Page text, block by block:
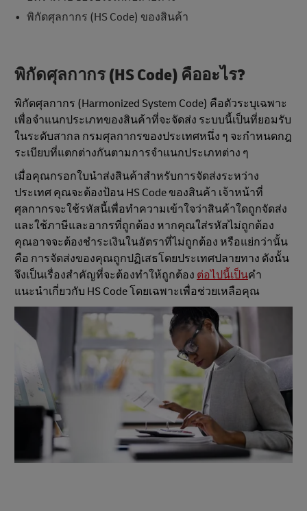
พิกัดศุลกากร (HS Code) ของสินค้า
พิกัดศุลกากร (HS Code) คืออะไร?
พิกัดศุลกากร (Harmonized System Code) คือตัวระบุเฉพาะ
เพื่อจำแนกประเภทของสินค้าที่จะจัดส่ง ระบบนี้เป็นที่ยอมรับ
ในระดับสากล กรมศุลกากรของประเทศหนึ่ง ๆ จะกำหนดกฎ
ระเบียบที่แตกต่างกันตามการจำแนกประเภทต่าง ๆ
เมื่อคุณกรอกใบนำส่งสินค้าสำหรับการจัดส่งระหว่าง
ประเทศ คุณจะต้องป้อน HS Code ของสินค้า เจ้าหน้าที่
ศุลกากรจะใช้รหัสนี้เพื่อทำความเข้าใจว่าสินค้าใดถูกจัดส่ง
และใช้ภาษีและอากรที่ถูกต้อง หากคุณใส่รหัสไม่ถูกต้อง
คุณอาจจะต้องชำระเงินในอัตราที่ไม่ถูกต้อง หรือแย่กว่านั้น
คือ การจัดส่งของคุณถูกปฏิเสธโดยประเทศปลายทาง ดังนั้น
จึงเป็นเรื่องสำคัญที่จะต้องทำให้ถูกต้อง ต่อไปนี้เป็นคำ
แนะนำเกี่ยวกับ HS Code โดยเฉพาะเพื่อช่วยเหลือคุณ